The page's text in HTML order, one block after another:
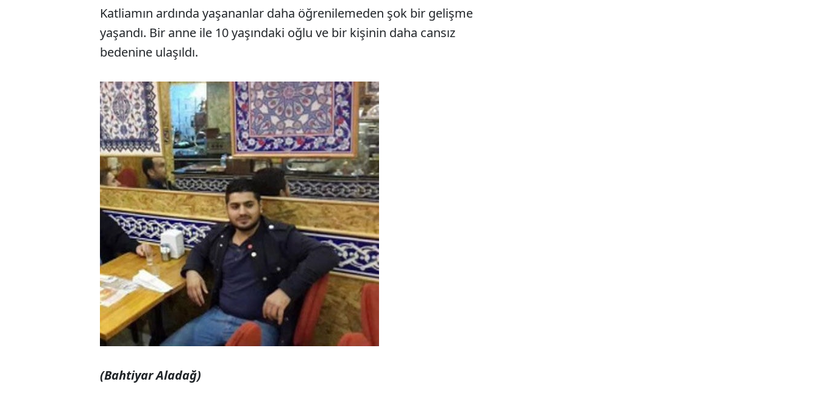
Katliamın ardında yaşananlar daha öğrenilemeden şok bir gelişme
yaşandı. Bir anne ile 10 yaşındaki oğlu ve bir kişinin daha cansız
bedenine ulaşıldı.
(Bahtiyar Aladağ)